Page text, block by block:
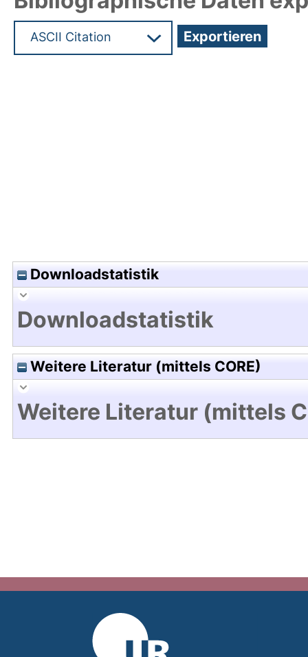
Downloadstatistik
Downloadstatistik
Weitere Literatur (mittels CORE)
Weitere Literatur (mittels